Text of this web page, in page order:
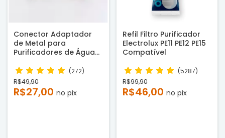
Conector Adaptador
de Metal para
Purificadores de Água
(272)
R$49,90
R$27,00 no pix
Refil Filtro Purificador
Electrolux PE11 PE12 PE15
Compatível
(5287)
R$99,90
R$46,00 no pix